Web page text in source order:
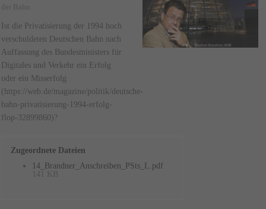
der Bahn
Ist die Privatisierung der 1994 hoch
verschuldeten Deutschen Bahn nach
Auffassung des Bundesministers für
Digitales und Verkehr ein Erfolg
oder ein Misserfolg
(https://web.de/magazine/politik/deutsche-
bahn-privatisierung-1994-erfolg-
flop-32899860)?
Zugeordnete Dateien
14_Brandner_Anschreiben_PSts_L.pdf
141 KB